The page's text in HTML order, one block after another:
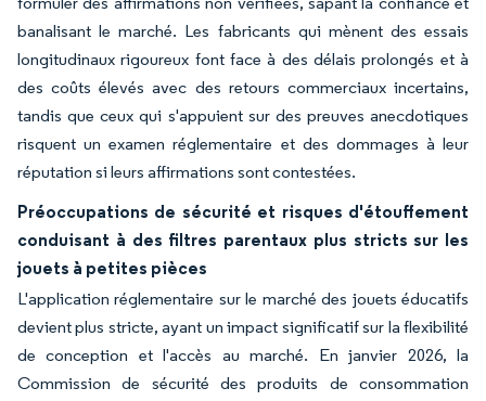
banalisant le marché. Les fabricants qui mènent des essais
longitudinaux rigoureux font face à des délais prolongés et à
des coûts élevés avec des retours commerciaux incertains,
tandis que ceux qui s'appuient sur des preuves anecdotiques
risquent un examen réglementaire et des dommages à leur
réputation si leurs affirmations sont contestées.
Préoccupations de sécurité et risques d'étouffement
conduisant à des filtres parentaux plus stricts sur les
jouets à petites pièces
L'application réglementaire sur le marché des jouets éducatifs
devient plus stricte, ayant un impact significatif sur la flexibilité
de conception et l'accès au marché. En janvier 2026, la
Commission de sécurité des produits de consommation